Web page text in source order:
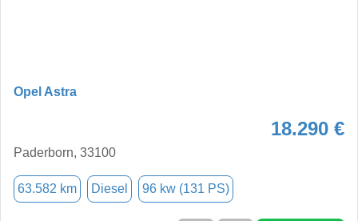
Opel Astra
18.290 €
Paderborn, 33100
63.582 km Diesel 96 kw (131 PS)